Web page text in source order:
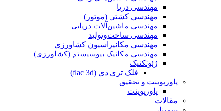
مهندسی دریا
مهندسی کشتی (موتور)
مهندسی ماشین‌آلات دریایی
مهندسی ساخت‌وتولید
مهندسی مکانیزاسیون کشاورزی
مهندسی مکانیک بیوسیستم (کشاورزی)
ژئوتکنیک
فلک تری دی (flac 3d)
پاورپوینت و تحقیق
پاورپوینت
مقالات